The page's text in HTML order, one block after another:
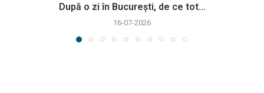
După o zi în București, de ce tot...
16-07-2026